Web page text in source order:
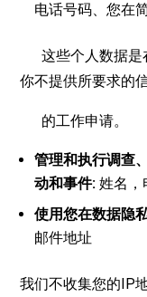
电话号码、您在
这些个人数据是
你不提供所要求的
的工作申请。
管理和执行调查
动和事件: 姓名，
使用您在数据隐
邮件地址
我们不收集您的IP